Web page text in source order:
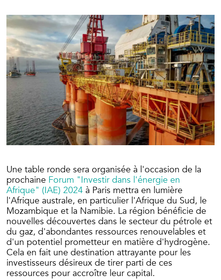
Une table ronde sera organisée à l'occasion de la
prochaine Forum "Investir dans l'énergie en
Afrique" (IAE) 2024 à Paris mettra en lumière
l'Afrique australe, en particulier l'Afrique du Sud, le
Mozambique et la Namibie. La région bénéficie de
nouvelles découvertes dans le secteur du pétrole et
du gaz, d'abondantes ressources renouvelables et
d'un potentiel prometteur en matière d'hydrogène.
Cela en fait une destination attrayante pour les
investisseurs désireux de tirer parti de ces
ressources pour accroître leur capital.